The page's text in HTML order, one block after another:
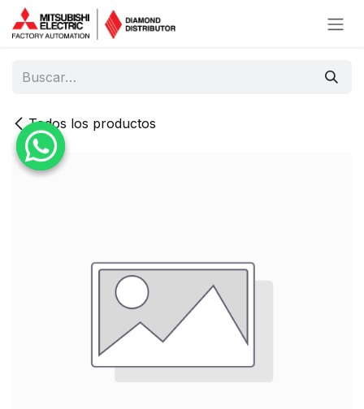
Ir al contenido
Todos los productos